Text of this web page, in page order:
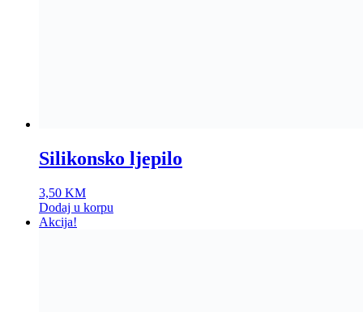
Silikonsko ljepilo
3,50 KM
Dodaj u korpu
Akcija!